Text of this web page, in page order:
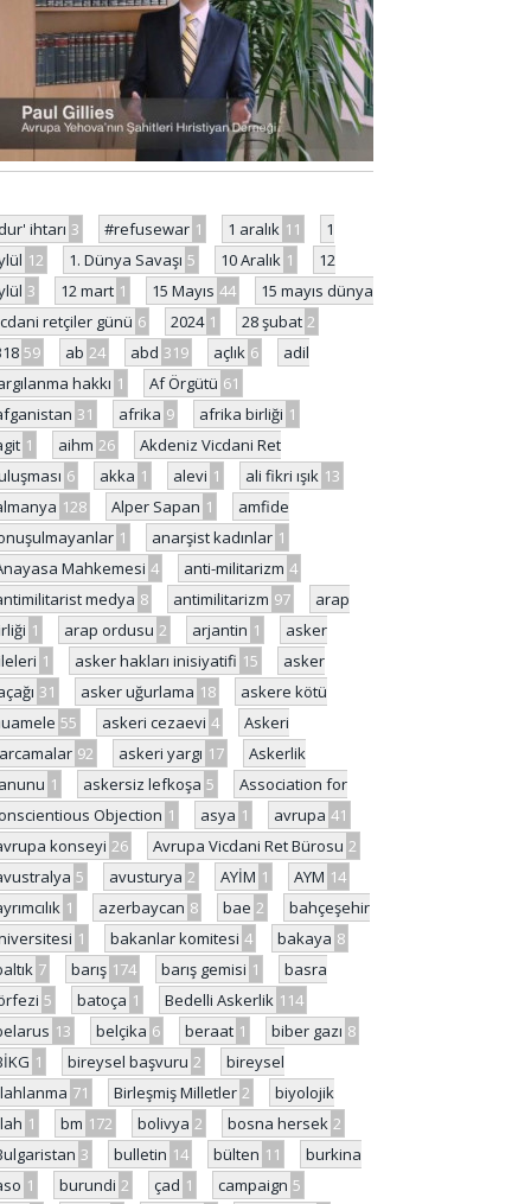
ihtarı 3 #refusewar 1 1 aralık 11
1
12 1. Dünya Savaşı 5 10 Aralık 1
12
3 12 mart 1 15 Mayıs 44
15 mayıs dünya
retçiler günü 6 2024 1 28 şubat 2
59 ab 24 abd 319 açlık 6
adil
hakkı 1 Af Örgütü 61
31 afrika 9 afrika birliği 1
1 aihm 26
Akdeniz Vicdani Ret
6 akka 1 alevi 1 ali fikri ışık 13
128 Alper Sapan 1
amfide
1 anarşist kadınlar 1
Mahkemesi 4 anti-militarizm 4
medya 8 antimilitarizm 97
arap
1 arap ordusu 2 arjantin 1
asker
1 asker hakları inisiyatifi 15
asker
31 asker uğurlama 18
askere kötü
55 askeri cezaevi 4
Askeri
92 askeri yargı 17
Askerlik
1 askersiz lefkoşa 5
Association for
Objection 1 asya 1 avrupa 41
konseyi 26 Avrupa Vicdani Ret Bürosu 2
5 avusturya 2 AYİM 1 AYM 14
1 azerbaycan 8 bae 2
bahçeşehir
1 bakanlar komitesi 4 bakaya 8
7 barış 174 barış gemisi 1
basra
5 batoça 1 Bedelli Askerlik 114
13 belçika 6 beraat 1 biber gazı 8
1 bireysel başvuru 2
bireysel
71 Birleşmiş Milletler 2
biyolojik
1 bm 172 bolivya 2 bosna hersek 2
3 bulletin 14 bülten 11
burkina
1 burundi 2 çad 1 campaign 5